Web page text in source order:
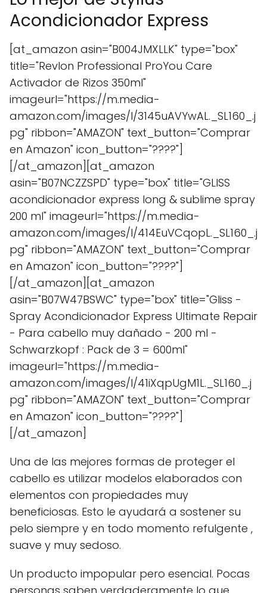
Acondicionador Express
[at_amazon asin="B004JMXLLK" type="box"
title="Revlon Professional ProYou Care
Activador de Rizos 350ml"
imageurl="https://m.media-
amazon.com/images/I/3145uAVYwAL._SL160_.j
pg" ribbon="AMAZON" text_button="Comprar
en Amazon" icon_button="????"]
[/at_amazon][at_amazon
asin="B07NCZZSPD" type="box" title="GLISS
acondicionador express long & sublime spray
200 ml" imageurl="https://m.media-
amazon.com/images/I/414EuVCqopL._SL160_.j
pg" ribbon="AMAZON" text_button="Comprar
en Amazon" icon_button="????"]
[/at_amazon][at_amazon
asin="B07W47BSWC" type="box" title="Gliss -
Spray Acondicionador Express Ultimate Repair
- Para cabello muy dañado - 200 ml -
Schwarzkopf : Pack de 3 = 600ml"
imageurl="https://m.media-
amazon.com/images/I/41iXqpUgM1L._SL160_.j
pg" ribbon="AMAZON" text_button="Comprar
en Amazon" icon_button="????"]
[/at_amazon]
Una de las mejores formas de proteger el
cabello es utilizar modelos elaborados con
elementos con propiedades muy
beneficiosas. Esto le ayudará a sostener su
pelo siempre y en todo momento refulgente ,
suave y muy sedoso.
Un producto impopular pero esencial. Pocas